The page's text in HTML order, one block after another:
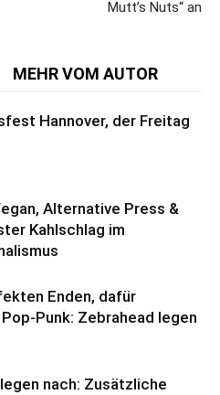
Mutt’s Nuts“ an
MEHR VOM AUTOR
Hannover, der Freitag
Alternative Press &
Kahlschlag im
Enden, dafür
Punk: Zebrahead legen
nach: Zusätzliche